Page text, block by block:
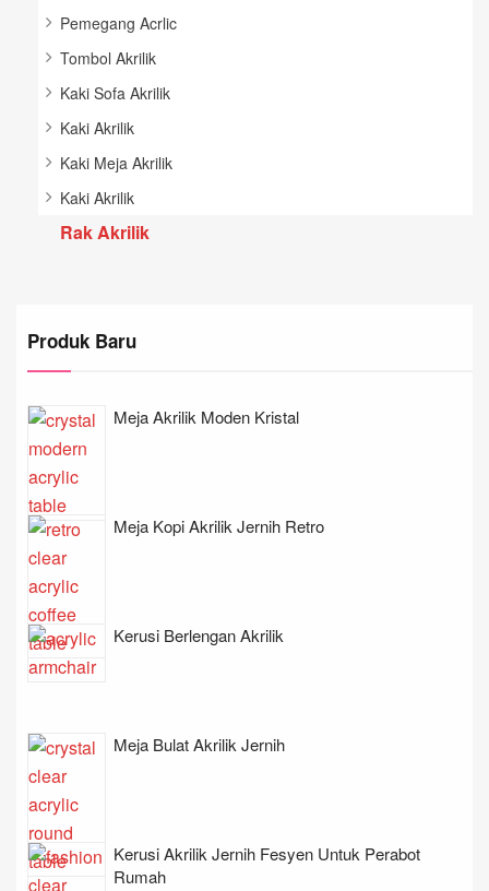
Pemegang Acrlic
Tombol Akrilik
Kaki Sofa Akrilik
Kaki Akrilik
Kaki Meja Akrilik
Kaki Akrilik
Rak Akrilik
Produk Baru
Meja Akrilik Moden Kristal
Meja Kopi Akrilik Jernih Retro
Kerusi Berlengan Akrilik
Meja Bulat Akrilik Jernih
Kerusi Akrilik Jernih Fesyen Untuk Perabot
Rumah